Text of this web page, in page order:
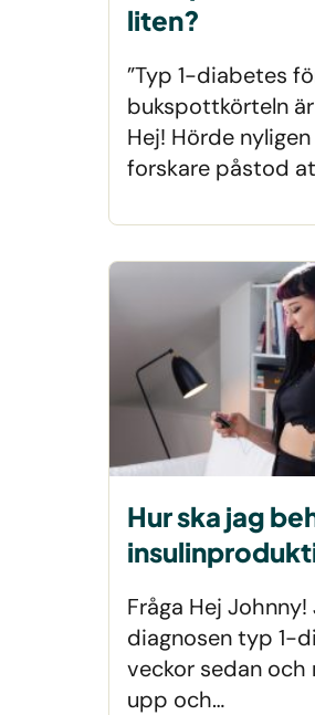
liten?
”Typ 1-diabetes
bukspottkörteln är
Hej! Hörde
forskare påstod
Hur ska jag
Fråga Hej
diagnosen typ 1-
veckor sedan
upp och…